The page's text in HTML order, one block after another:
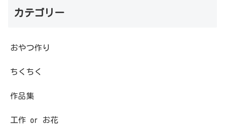
カテゴリー
おやつ作り
ちくちく
作品集
工作 or お花